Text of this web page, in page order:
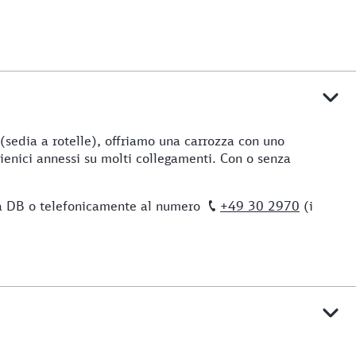
a rotelle), offriamo una carrozza con uno
annessi su molti collegamenti. Con o senza
o telefonicamente al numero +49 30 2970 (i